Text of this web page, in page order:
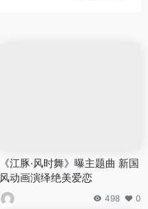
《江豚·风时舞》曝主题曲 新国
风动画演绎绝美爱恋
498 0